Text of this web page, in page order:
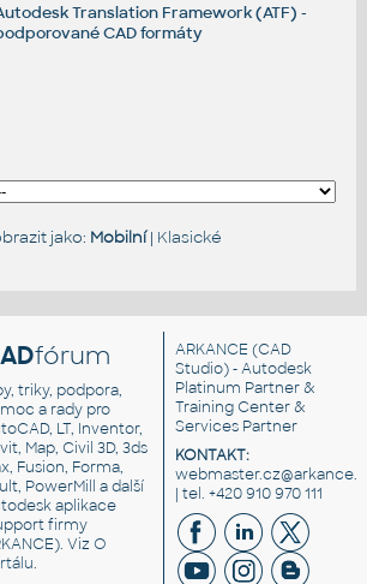
Translation Framework (ATF) -
CAD formáty
jako: Mobilní| Klasické
fórum
triky, podpora,
a rady pro
LT, Inventor,
Map, Civil 3D, 3ds
Fusion, Forma,
PowerMill a další
aplikace
firmy
VizO
.
ARKANCE (CAD
Studio) - Autodesk
Platinum Partner &
Training Center &
Services Partner
KONTAKT:
| tel. +420 910 970 111